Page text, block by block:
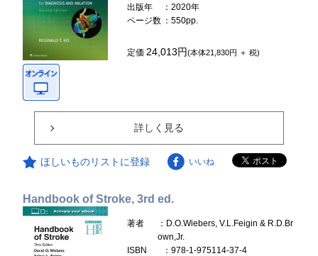
出版年
：2020年
ページ数 ：550pp.
定価24,013円(本体21,830円 ＋ 税)
詳しく見る
ほしいものリストに登録 いいね
Handbook of Stroke, 3rd ed.
著者
：D.O.Wiebers, V.L.Feigin & R.D.Br
own,Jr.
ISBN
：978-1-975114-37-4